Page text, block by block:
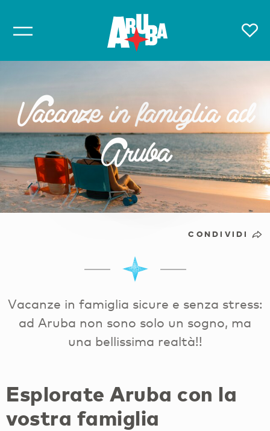
Vacanze in famiglia ad
Aruba
CONDIVIDI
Vacanze in famiglia sicure e senza stress:
ad Aruba non sono solo un sogno, ma
una bellissima realtà!!
Esplorate Aruba con la
vostra famiglia